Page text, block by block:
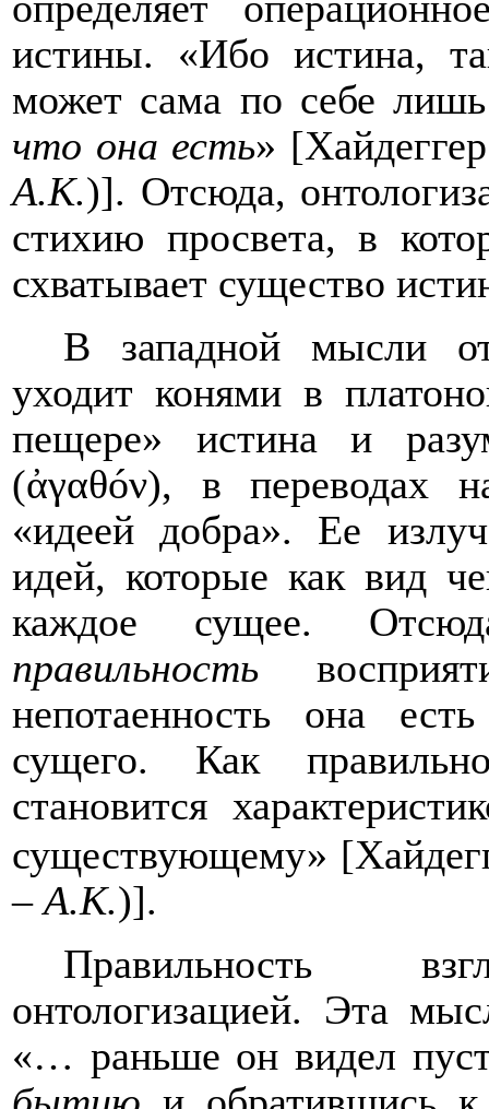
истины. «Ибо истина,
может сама по себе
что она есть»
А.К.)]. Отсюда,
стихию просвета, в
схватывает существо
В западной мысли
уходит конями в
пещере» истина и
(ἀγαθóν), в переводах
«идеей добра». Ее
идей, которые как вид
каждое сущее.
правильность
непотаенность она
сущего. Как
становится
существующему»
–А.К.)].
Правильность
онтологизацией. Эта
«… раньше он видел